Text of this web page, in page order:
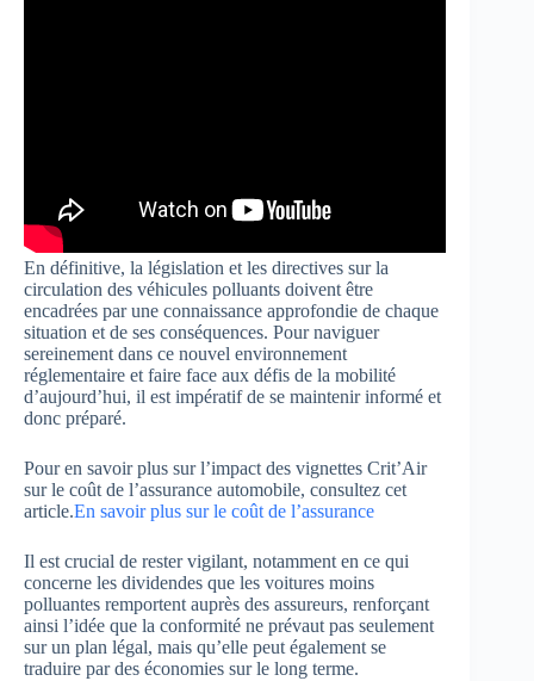
En définitive, la législation et les directives sur la
circulation des véhicules polluants doivent être
encadrées par une connaissance approfondie de chaque
situation et de ses conséquences. Pour naviguer
sereinement dans ce nouvel environnement
réglementaire et faire face aux défis de la mobilité
d’aujourd’hui, il est impératif de se maintenir informé et
donc préparé.
Pour en savoir plus sur l’impact des vignettes Crit’Air
sur le coût de l’assurance automobile, consultez cet
article.En savoir plus sur le coût de l’assurance
Il est crucial de rester vigilant, notamment en ce qui
concerne les dividendes que les voitures moins
polluantes remportent auprès des assureurs, renforçant
ainsi l’idée que la conformité ne prévaut pas seulement
sur un plan légal, mais qu’elle peut également se
traduire par des économies sur le long terme.